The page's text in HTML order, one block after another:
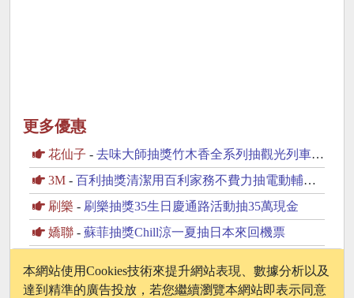
更多優惠
花仙子 - 去味大師抽獎竹木香全系列抽觀光列車海風號雙人遊
3M - 百利抽獎清潔用百利家務不費力抽電動輔助自行車
刷樂 - 刷樂抽獎35生日慶通路活動抽35萬現金
嬌聯 - 蘇菲抽獎Chill涼一夏抽日本來回機票
本網站使用Cookies技術來提升網站表現、數據分析以及
達到精準的廣告投放，若您繼續瀏覽本網站即表示同意